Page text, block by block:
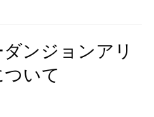
ンジョンアリ
いて